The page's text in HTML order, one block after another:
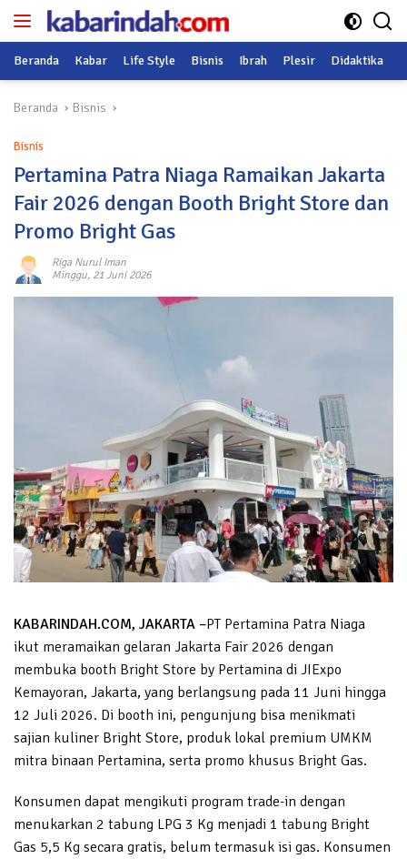
Langsung
Beranda Kabar Life Style Bisnis Ibrah Plesir Didaktika
Beranda Bisnis
Bisnis
Pertamina Patra Niaga Ramaikan Jakarta
Fair 2026 dengan Booth Bright Store dan
Promo Bright Gas
Riga Nurul Iman
Minggu, 21 Juni 2026
KABARINDAH.COM, JAKARTA –PT Pertamina Patra Niaga
ikut meramaikan gelaran Jakarta Fair 2026 dengan
membuka booth Bright Store by Pertamina di JIExpo
Kemayoran, Jakarta, yang berlangsung pada 11 Juni hingga
12 Juli 2026. Di booth ini, pengunjung bisa menikmati
sajian kuliner Bright Store, produk lokal premium UMKM
mitra binaan Pertamina, serta promo khusus Bright Gas.
Konsumen dapat mengikuti program trade-in dengan
menukarkan 2 tabung LPG 3 Kg menjadi 1 tabung Bright
Gas 5,5 Kg secara gratis, belum termasuk isi gas. Konsumen